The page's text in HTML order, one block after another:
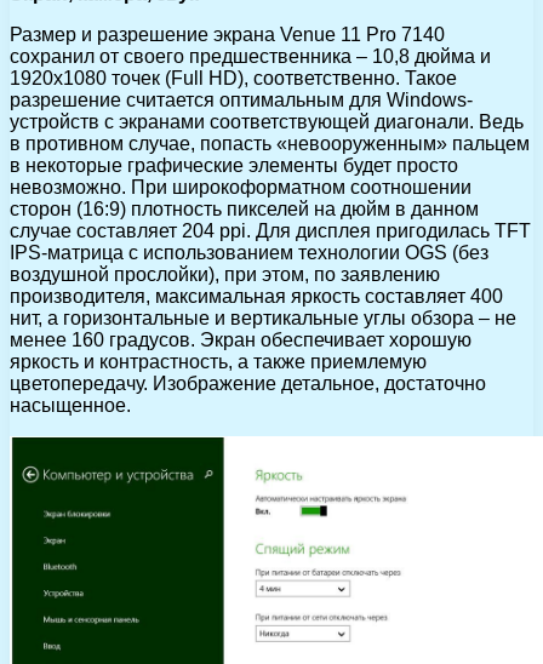
Размер и разрешение экрана Venue 11 Pro 7140
сохранил от своего предшественника – 10,8 дюйма и
1920х1080 точек (Full HD), соответственно. Такое
разрешение считается оптимальным для Windows-
устройств с экранами соответствующей диагонали. Ведь
в противном случае, попасть «невооруженным» пальцем
в некоторые графические элементы будет просто
невозможно. При широкоформатном соотношении
сторон (16:9) плотность пикселей на дюйм в данном
случае составляет 204 ppi. Для дисплея пригодилась TFT
IPS-матрица с использованием технологии OGS (без
воздушной прослойки), при этом, по заявлению
производителя, максимальная яркость составляет 400
нит, а горизонтальные и вертикальные углы обзора – не
менее 160 градусов. Экран обеспечивает хорошую
яркость и контрастность, а также приемлемую
цветопередачу. Изображение детальное, достаточно
насыщенное.